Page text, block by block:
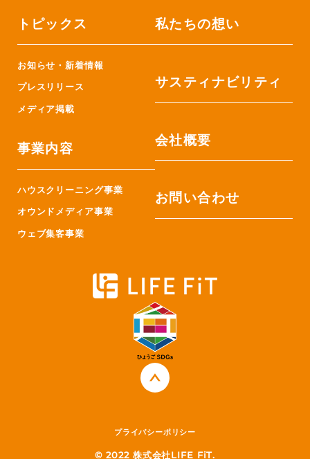
トピックス
お知らせ・新着情報
プレスリリース
メディア掲載
事業内容
ハウスクリーニング事業
オウンドメディア事業
ウェブ集客事業
私たちの想い
サスティナビリティ
会社概要
お問い合わせ
プライバシーポリシー
© 2022 株式会社LIFE FiT.